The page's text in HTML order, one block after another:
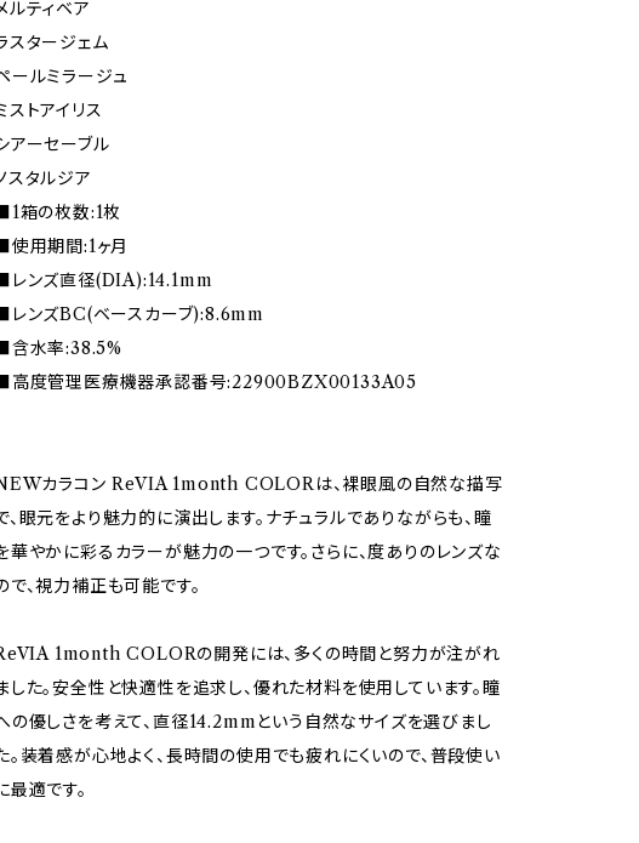
ルティベア
スタージェム
ールミラージュ
ストアイリス
アーセーブル
スタルジア
箱の枚数:1枚
使用期間:1ヶ月
レンズ直径(DIA):14.1mm
レンズBC(ベースカーブ):8.6mm
含水率:38.5%
高度管理医療機器承認番号:22900BZX00133A05
カラコン ReVIA 1month COLORは、裸眼風の自然な描写
、眼元をより魅力的に演出します。ナチュラルでありながらも、瞳
華やかに彩るカラーが魅力の一つです。さらに、度ありのレンズな
で、視力補正も可能です。
1month COLORの開発には、多くの時間と努力が注がれ
した。安全性と快適性を追求し、優れた材料を使用しています。瞳
の優しさを考えて、直径14.2mmという自然なサイズを選びまし
。装着感が心地よく、長時間の使用でも疲れにくいので、普段使い
最適です。